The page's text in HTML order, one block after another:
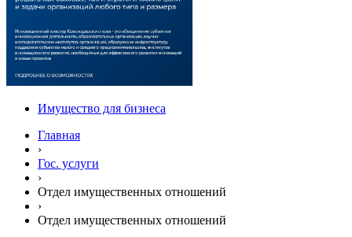
Имущество для бизнеса
Главная
›
Гос. услуги
›
Отдел имущественных отношений
›
Отдел имущественных отношений